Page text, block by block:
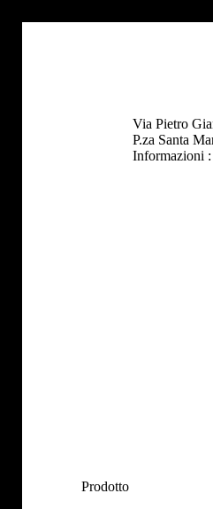
Via Pietro
P.za Santa
Informazioni :
Prodotto